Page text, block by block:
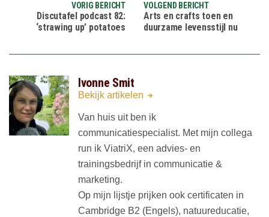
VORIG BERICHT
Discutafel podcast 82:
‘strawing up’ potatoes
VOLGEND BERICHT
Arts en crafts toen en
duurzame levensstijl nu
Ivonne Smit
Bekijk artikelen
Van huis uit ben ik
communicatiespecialist. Met mijn collega
run ik ViatriX, een advies- en
trainingsbedrijf in communicatie &
marketing.
Op mijn lijstje prijken ook certificaten in
Cambridge B2 (Engels), natuureducatie,